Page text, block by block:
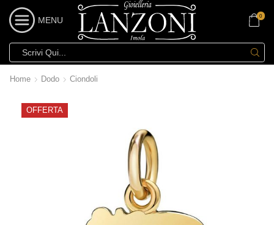
MENU 0
Home Dodo Ciondoli
OFFERTA